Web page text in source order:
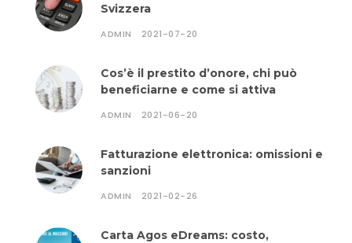
Svizzera
ADMIN 2021-07-20
Cos’è il prestito d’onore, chi può
beneficiarne e come si attiva
ADMIN 2021-06-20
Fatturazione elettronica: omissioni e
sanzioni
ADMIN 2021-02-26
Carta Agos eDreams: costo,